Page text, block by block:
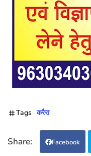
Tags करैरा
Facebook